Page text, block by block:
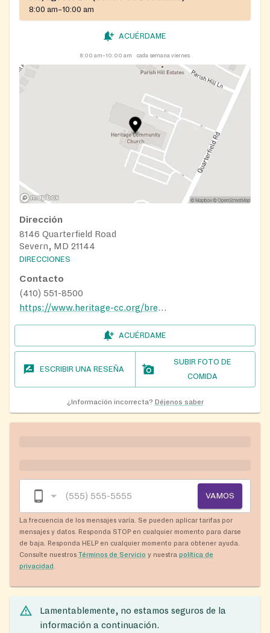
8:00 am–10:00 am
ACUÉRDAME
8:00 am–10:00 am cada semana viernes
Dirección
8146 Quarterfield Road
Severn, MD 21144
DIRECCIONES
Contacto
(410) 551-8500
https://www.heritage-cc.org/bread-pantry
ACUÉRDAME
ESCRIBIR UNA RESEÑA
SUBIR FOTO DE
COMIDA
¿Información incorrecta? Déjenos saber
VAMOS
La frecuencia de los mensajes varía. Se pueden aplicar tarifas por
mensajes y datos. Responda STOP en cualquier momento para darse
de baja. Responda HELP en cualquier momento para obtener ayuda.
Consulte nuestros Términos de Servicio y nuestra política de
privacidad
Lamentablemente, no estamos seguros de la
información a continuación.